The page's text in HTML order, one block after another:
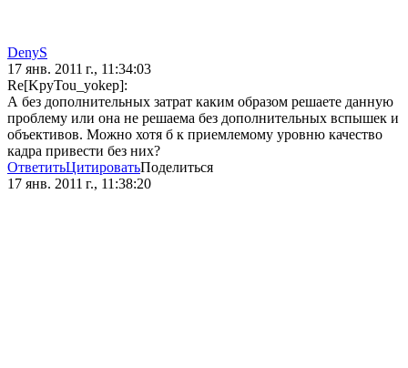
DenyS
17 янв. 2011 г., 11:34:03
Re[KpyTou_yokep]:
А без дополнительных затрат каким образом решаете данную
проблему или она не решаема без дополнительных вспышек и
объективов. Можно хотя б к приемлемому уровню качество
кадра привести без них?
ОтветитьЦитироватьПоделиться
17 янв. 2011 г., 11:38:20